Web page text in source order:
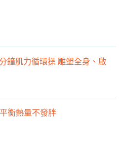
鐘肌力循環操 雕塑全身、啟
衡熱量不發胖